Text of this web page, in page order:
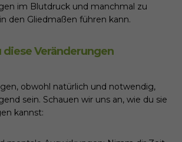
im Blutdruck und manchmal zu
den Gliedmaßen führen kann.
Veränderungen
obwohl natürlich und notwendig,
sein. Schauen wir uns an, wie du sie
kannst: